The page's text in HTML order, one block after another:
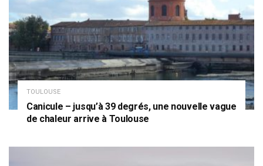
TOULOUSE
Canicule – jusqu’à 39 degrés, une nouvelle vague
de chaleur arrive à Toulouse